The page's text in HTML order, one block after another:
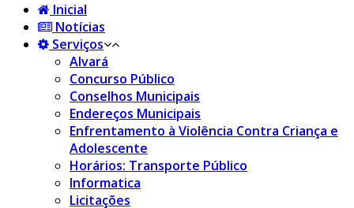
Inicial
Notícias
Serviços
Alvará
Concurso Público
Conselhos Municipais
Endereços Municipais
Enfrentamento à Violência Contra Criança e
Adolescente
Horários: Transporte Público
Informatica
Licitações